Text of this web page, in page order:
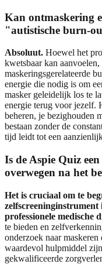
Kan ontmaskering
"autistische burn-
Absoluut. Hoewel het
kwetsbaar kan
maskeringsgerelateerde
energie die nodig is om
masker geleidelijk los te
energie terug voor jezelf.
beheren, je bezighouden
bestaan zonder de
tijd leidt tot een
Is de Aspie Quiz
overwegen na het
Het is cruciaal om te
zelfscreeninginstrument
professionele medische
te bieden en
onderzoek naar
waardevol hulpmiddel
gekwalificeerde